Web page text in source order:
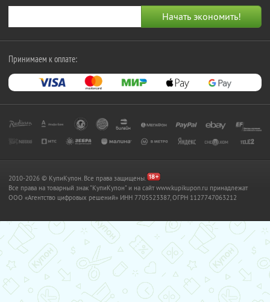
Принимаем к оплате:
2010-2026 © КупиКупон. Все права защищены.
Все права на товарный знак "КупиКупон" и на сайт www.kupikupon.ru принадлежат
OOO «Агентство цифровых решений» ИНН 7705523387, ОГРН 1127747063212